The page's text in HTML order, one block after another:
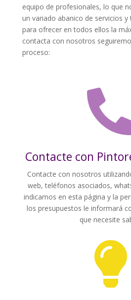
equipo de profesionales, lo que
un variado abanico de servicios
para ofrecer en todos ellos la
contacta con nosotros
proceso:
Contacte con
Contacte con nosotros
web, teléfonos asociados,
indicamos en esta página y la
los presupuestos le informará
que necesite
